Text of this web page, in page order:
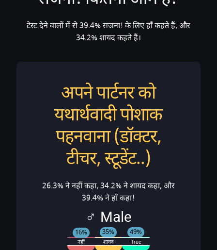
टेस्ट देने वालों में से 39.4% सजना! के लिए हाँ कहते हैं, और
34.2% शायद कहते हैं।
अपने पार्टनर को
यथार्थवादी पोशाक
पहनवाना (डॉक्टर,
टीचर, स्टूडेंट..)
26.3% ने नहीं कहा, 34.2% ने शायद कहा, और
39.4% ने हाँ कहा!
♂ Male
नहीं
16%
शायद
35%
True
49%